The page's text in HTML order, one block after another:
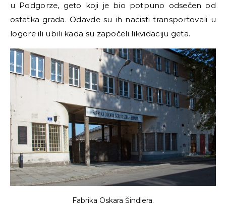
u Podgorze, geto koji je bio potpuno odsečen od
ostatka grada. Odavde su ih nacisti transportovali u
logore ili ubili kada su započeli likvidaciju geta.
Fabrika Oskara Šindlera.